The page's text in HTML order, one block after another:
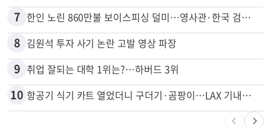
7 한인 노린 860만불 보이스피싱 덜미…영사관·한국 검찰 사칭
8 김원석 투자 사기 논란 고발 영상 파장
9 취업 잘되는 대학 1위는?…하버드 3위
10 항공기 식기 카트 열었더니 구더기·곰팡이…LAX 기내식 업체 논란